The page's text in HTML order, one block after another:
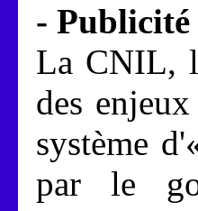
-
La CNIL,
des
système
par le